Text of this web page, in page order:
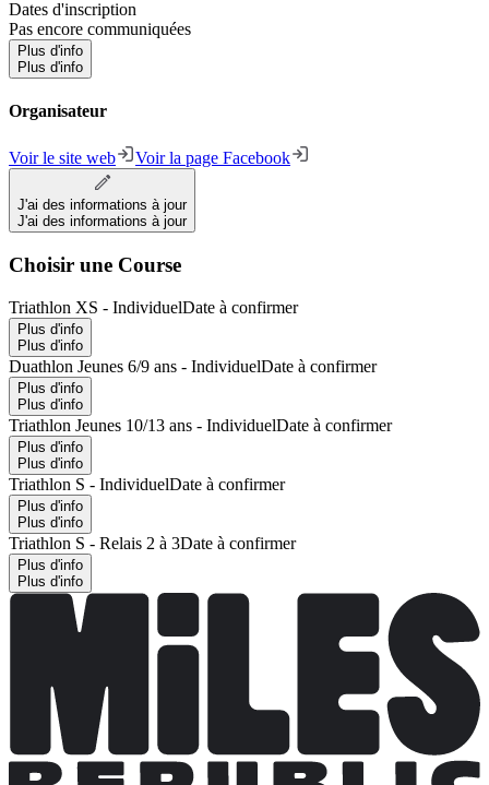
Dates d'inscription
Pas encore communiquées
Plus d'info
Plus d'info
Organisateur
Voir le site web Voir la page Facebook
J'ai des informations à jour
J'ai des informations à jour
Choisir une Course
Triathlon XS - IndividuelDate à confirmer
Plus d'info
Plus d'info
Duathlon Jeunes 6/9 ans - IndividuelDate à confirmer
Plus d'info
Plus d'info
Triathlon Jeunes 10/13 ans - IndividuelDate à confirmer
Plus d'info
Plus d'info
Triathlon S - IndividuelDate à confirmer
Plus d'info
Plus d'info
Triathlon S - Relais 2 à 3Date à confirmer
Plus d'info
Plus d'info